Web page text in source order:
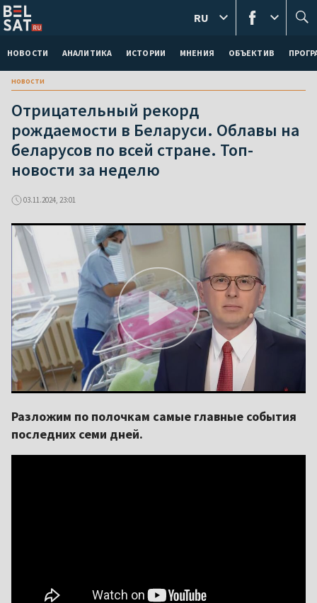
НОВОСТИ АНАЛИТИКА ИСТОРИИ МНЕНИЯ ОБЪЕКТИВ
RU
новости
Отрицательный рекорд
рождаемости в Беларуси. Облавы на
беларусов по всей стране. Топ-
новости за неделю
03.11.2024, 23:01
Разложим по полочкам самые главные события
последних семи дней.